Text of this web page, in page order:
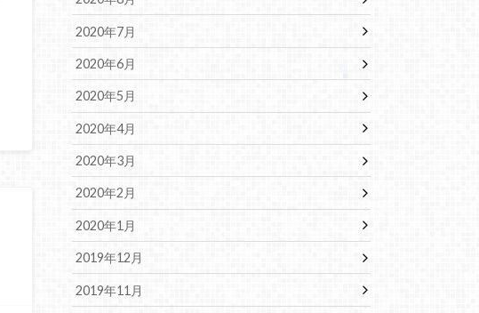
2020年7月
2020年6月
2020年5月
2020年4月
2020年3月
2020年2月
2020年1月
2019年12月
2019年11月